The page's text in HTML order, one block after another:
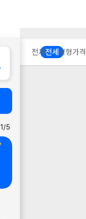
1/5
전체전세 평형가격